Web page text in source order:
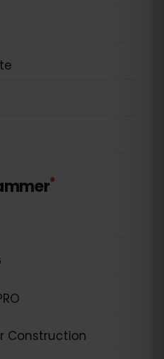
*
Construction